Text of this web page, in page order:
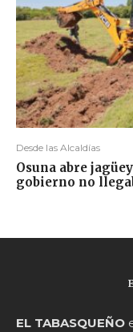
Desde las Alcaldías
Osuna abre
gobierno no
EL TABASQUEÑO